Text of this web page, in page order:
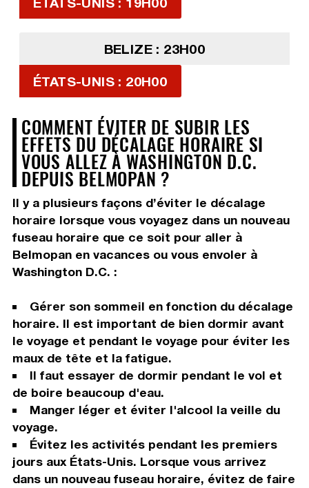
BELIZE : 23H00
ÉTATS-UNIS : 20H00
COMMENT ÉVITER DE SUBIR LES
EFFETS DU DÉCALAGE HORAIRE SI
VOUS ALLEZ À WASHINGTON D.C.
DEPUIS BELMOPAN ?
Il y a plusieurs façons d’éviter le décalage
horaire lorsque vous voyagez dans un nouveau
fuseau horaire que ce soit pour aller à
Belmopan en vacances ou vous envoler à
Washington D.C. :
Gérer son sommeil en fonction du décalage
horaire. Il est important de bien dormir avant
le voyage et pendant le voyage pour éviter les
maux de tête et la fatigue.
Il faut essayer de dormir pendant le vol et
de boire beaucoup d'eau.
Manger léger et éviter l'alcool la veille du
voyage.
Évitez les activités pendant les premiers
jours aux États-Unis. Lorsque vous arrivez
dans un nouveau fuseau horaire, évitez de faire